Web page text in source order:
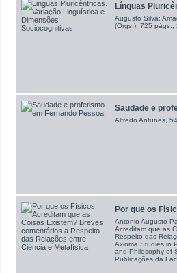
Línguas
Augusto Silva;
(Orgs.), 725 págs.,
Saudade e
Alfredo Antunes,
Por que os
Antonio Augusto
Acreditam que as
Respeito das
Axioma Studies in
and Philosophy of
Publicações da